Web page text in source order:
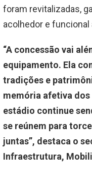
foram revitalizadas,
acolhedor e funcional
“A concessão vai
equipamento. Ela
tradições e
memória afetiva dos
estádio continue
se reúnem para
juntas”, destaca o
Infraestrutura,